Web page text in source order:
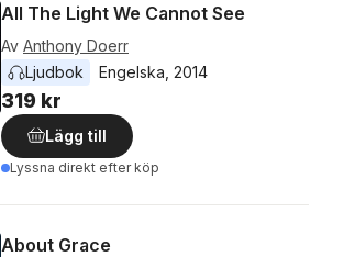
All The Light We Cannot See
Av Anthony Doerr
Ljudbok
Engelska 2014
319 kr
Lägg till
Lyssna direkt efter köp
About Grace